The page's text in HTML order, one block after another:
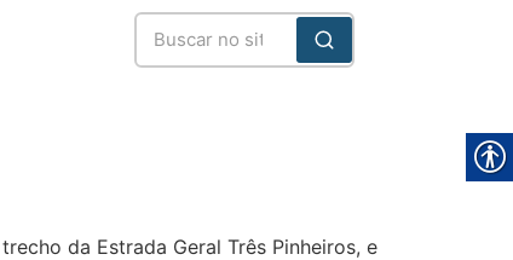
da Estrada Geral Três Pinheiros, e